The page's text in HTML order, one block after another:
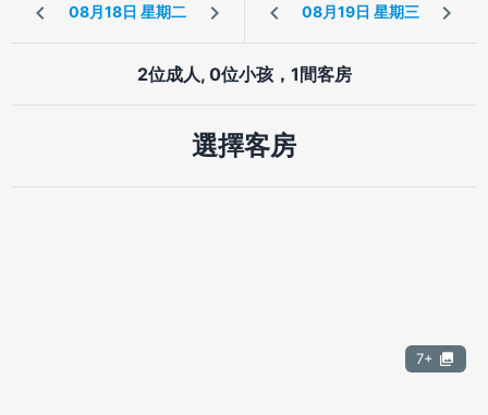
2位成人, 0位小孩，1間客房
選擇客房
7+